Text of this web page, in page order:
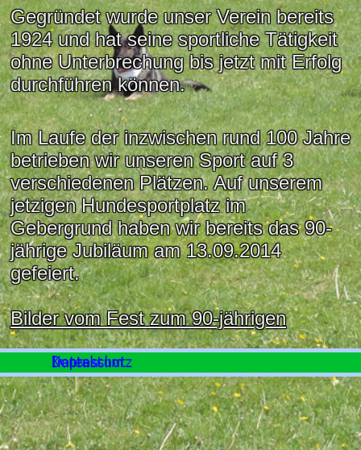
Gegründet wurde unser Verein bereits
1924 und hat seine sportliche Tätigkeit
ohne Unterbrechung bis jetzt mit Erfolg
durchführen können.
Im Laufe der inzwischen rund 100 Jahre
betrieben wir unseren Sport auf 3
verschiedenen Plätzen. Auf unserem
jetzigen Hundesportplatz im
Gebergrund haben wir bereits das 90-
jährige Jubiläum am 13.09.2014
gefeiert.
Bilder vom Fest zum 90-jährigen
Jubiläumsind noch in unserer
Fotogalerie zu sehen.
Wer mehr zur Geschichte wissen
möchte, kann dieshiernachlesen.
Zurück zum Seiteninhalt